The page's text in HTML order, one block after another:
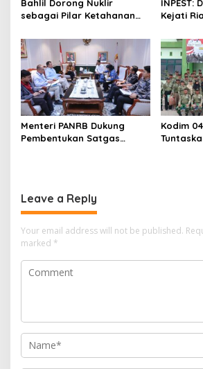
Bahlil Dorong Nuklir
sebagai Pilar Ketahanan
INPEST:
Kejati
SPRH
Menteri PANRB Dukung
Pembentukan Satgas
Kodim
Leave a Reply
Your email address will not be published.
marked *